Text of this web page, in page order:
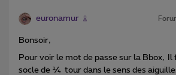
euronamur
Bonsoir,
Pour voir le mot de passe sur la Bbox,
socle de ¼ tour dans le sens des